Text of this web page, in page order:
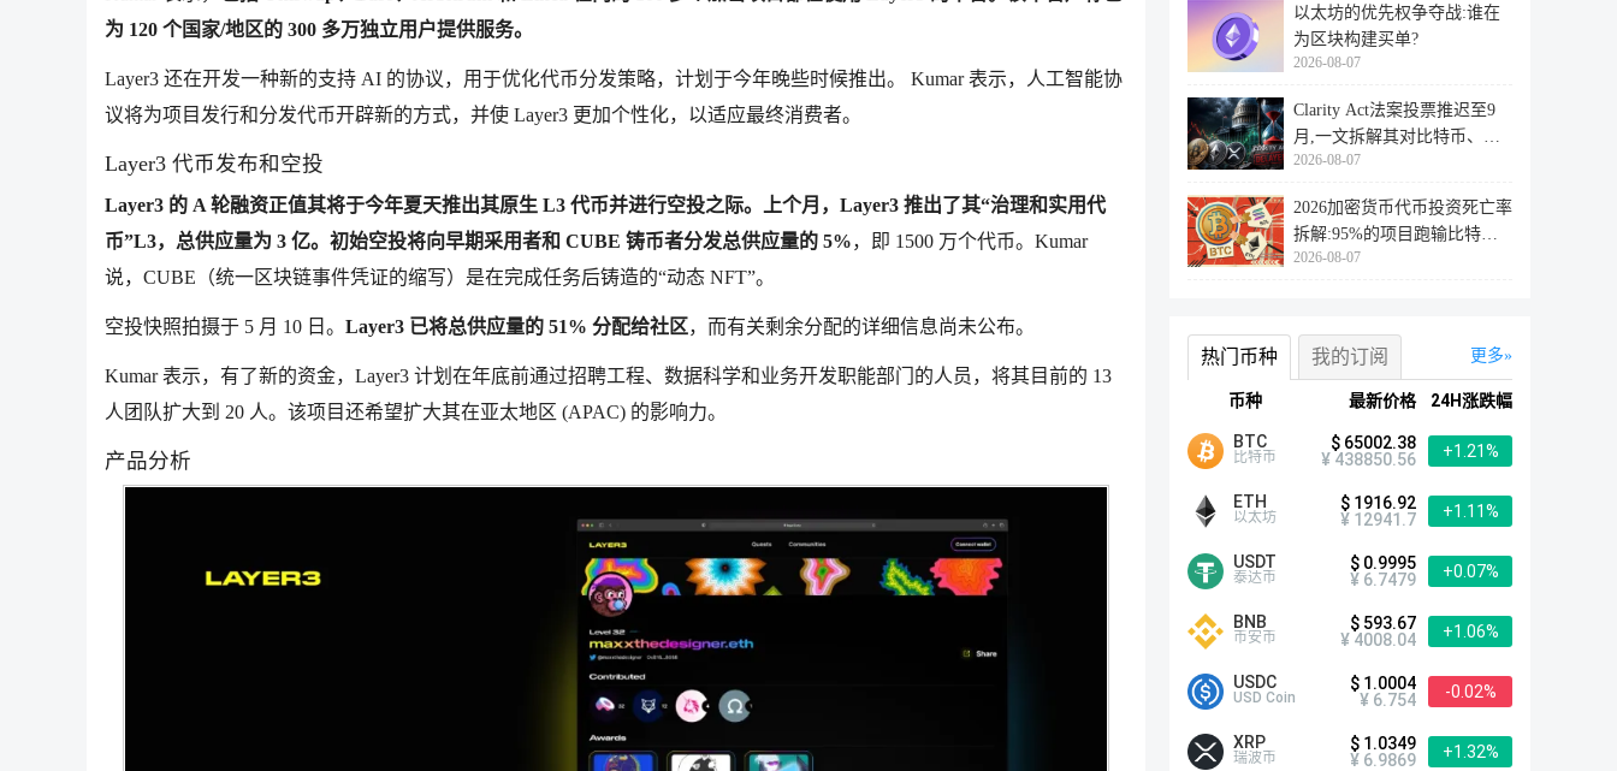
为 120 个国家/地区的 300 多万独立用户提供服务。
Layer3 还在开发一种新的支持 AI 的协议，用于优化代币分发策略，计划于今年晚些时候推出。 Kumar 表示，人工智能协
议将为项目发行和分发代币开辟新的方式，并使 Layer3 更加个性化，以适应最终消费者。
Layer3 代币发布和空投
Layer3 的 A 轮融资正值其将于今年夏天推出其原生 L3 代币并进行空投之际。上个月，Layer3 推出了其“治理和实用代
币”L3，总供应量为 3 亿。初始空投将向早期采用者和 CUBE 铸币者分发总供应量的 5%，即 1500 万个代币。Kumar
说，CUBE（统一区块链事件凭证的缩写）是在完成任务后铸造的“动态 NFT”。
空投快照拍摄于 5 月 10 日。 Layer3 已将总供应量的 51% 分配给社区，而有关剩余分配的详细信息尚未公布。
Kumar 表示，有了新的资金，Layer3 计划在年底前通过招聘工程、数据科学和业务开发职能部门的人员，将其目前的 13
人团队扩大到 20 人。该项目还希望扩大其在亚太地区 (APAC) 的影响力。
产品分析
以太坊的优先权争夺战:谁在
为区块构建买单?
2026-08-07
Clarity Act法案投票推迟至9
月,一文拆解其对比特币、以
太坊
2026-08-07
2026加密货币代币投资死亡率
拆解:95%的项目跑输比特
币,73%最
2026-08-07
更多
热门币种 我的订阅
币种 最新价格 24H涨跌幅
BTC
比特币
$ 65002.38
¥ 438850.56
+1.21%
ETH
以太坊
$ 1916.92
¥ 12941.7
+1.11%
USDT
泰达币
$ 0.9995
¥ 6.7479
+0.07%
BNB
币安币
$ 593.67
¥ 4008.04
+1.06%
USDC
USD Coin
$ 1.0004
¥ 6.754
-0.02%
XRP
瑞波币
$ 1.0349
¥ 6.9869
+1.32%